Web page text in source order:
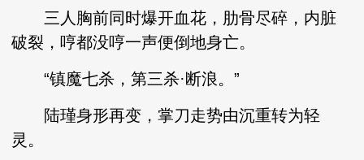
三人胸前同时爆开血花，肋骨尽碎，内脏
破裂，哼都没哼一声便倒地身亡。
“镇魔七杀，第三杀·断浪。”
陆瑾身形再变，掌刀走势由沉重转为轻
灵。